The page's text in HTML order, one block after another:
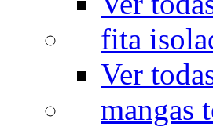
fita
Ver
mangas